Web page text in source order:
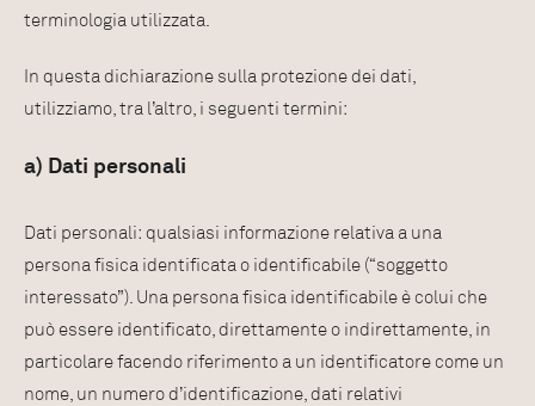
terminologia utilizzata.
In questa dichiarazione sulla protezione dei dati,
utilizziamo, tra l’altro, i seguenti termini:
a) Dati personali
Dati personali: qualsiasi informazione relativa a una
persona fisica identificata o identificabile (“soggetto
interessato”). Una persona fisica identificabile è colui che
può essere identificato, direttamente o indirettamente, in
particolare facendo riferimento a un identificatore come un
nome, un numero d’identificazione, dati relativi